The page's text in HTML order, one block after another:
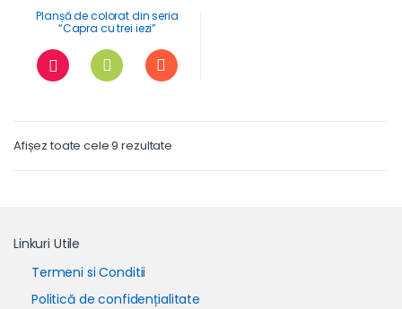
Planșă de colorat din seria
“Capra cu trei iezi”
Afișez toate cele 9 rezultate
Linkuri Utile
Termeni si Conditii
Politică de confidențialitate